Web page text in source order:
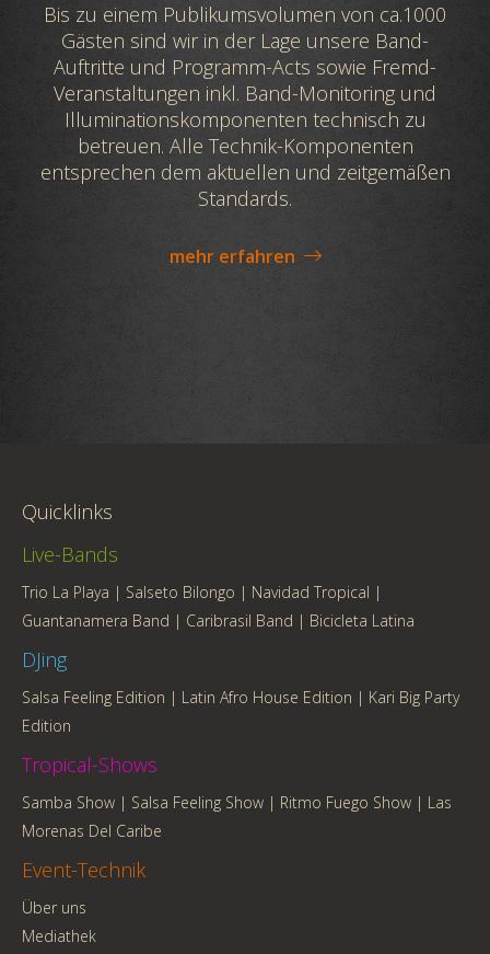
Bis zu einem Publikumsvolumen von ca.1000
Gästen sind wir in der Lage unsere Band-
Auftritte und Programm-Acts sowie Fremd-
Veranstaltungen inkl. Band-Monitoring und
Illuminationskomponenten technisch zu
betreuen. Alle Technik-Komponenten
entsprechen dem aktuellen und zeitgemäßen
Standards.
mehr erfahren
Quicklinks
Live-Bands
Trio La Playa | Salseto Bilongo | Navidad Tropical |
Guantanamera Band | Caribrasil Band | Bicicleta Latina
DJing
Salsa Feeling Edition | Latin Afro House Edition | Kari Big Party
Edition
Tropical-Shows
Samba Show | Salsa Feeling Show | Ritmo Fuego Show | Las
Morenas Del Caribe
Event-Technik
Über uns
Mediathek